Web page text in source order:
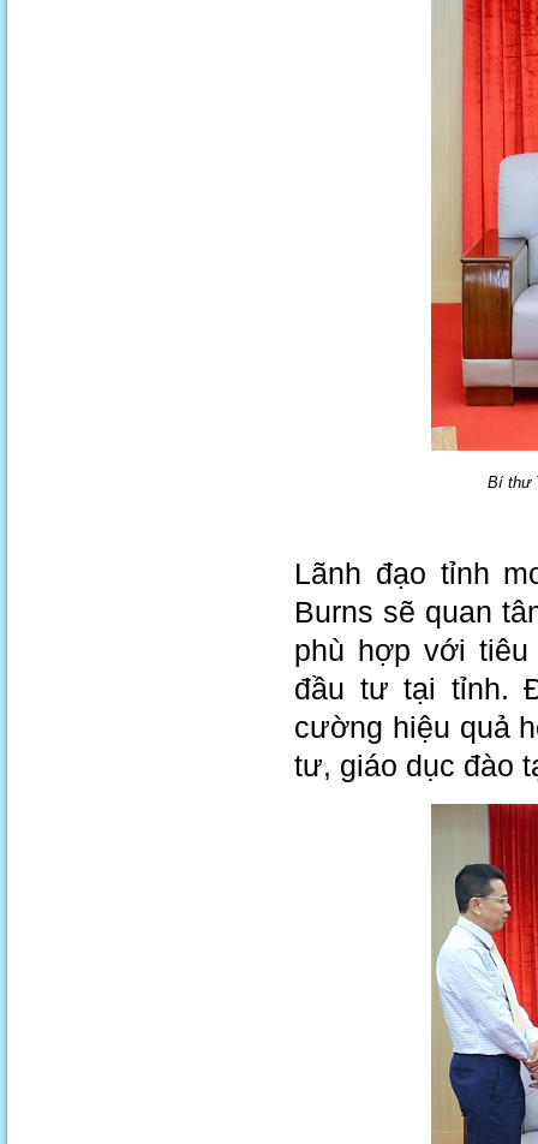
Bí thư
Lãnh đạo tỉnh
Burns sẽ quan
phù hợp với
đầu tư tại tỉnh.
cường hiệu quả
tư, giáo dục đào